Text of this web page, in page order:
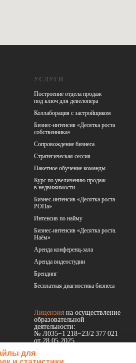
для
УСЛУГИ
Построение отдела продаж
под ключ для девелопера
Коллаборация с застройщиком
Бизнес-интенсив «Десятка роста
собственника»
Сопровождение бизнеса
Стратегическая сессия
Пакетное обучение команды
Курс по увеличению продаж
в недвижимости
Бизнес-интенсив «Десятка роста
РОПа»
Интенсив по найму
Бизнес-интенсив «Десятка роста.
Наём»
Аренда конференц-зала
Аренда видеостудии
Брендинг
Бесплатная диагностика бизнеса
Лицензия на осуществление
образовательной
деятельности:
№ Л035−1 218−23/2 377 021
от 28.05.2025